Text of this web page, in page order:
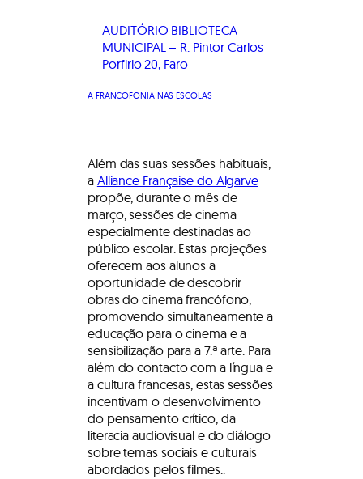
AUDITÓRIO BIBLIOTECA
MUNICIPAL – R. Pintor Carlos
Porfirio 20, Faro
A FRANCOFONIA NAS ESCOLAS
Além das suas sessões habituais,
a Alliance Française do Algarve
propõe, durante o mês de
março, sessões de cinema
especialmente destinadas ao
público escolar. Estas projeções
oferecem aos alunos a
oportunidade de descobrir
obras do cinema francófono,
promovendo simultaneamente a
educação para o cinema e a
sensibilização para a 7.ª arte. Para
além do contacto com a língua e
a cultura francesas, estas sessões
incentivam o desenvolvimento
do pensamento crítico, da
literacia audiovisual e do diálogo
sobre temas sociais e culturais
abordados pelos filmes..